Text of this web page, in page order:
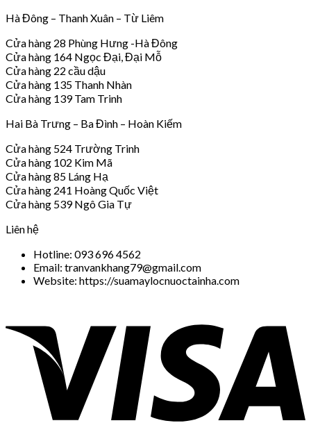
Hà Đông – Thanh Xuân – Từ Liêm
Cửa hàng 28 Phùng Hưng -Hà Đông
Cửa hàng 164 Ngọc Đại, Đại Mỗ
Cửa hàng 22 cầu dậu
Cửa hàng 135 Thanh Nhàn
Cửa hàng 139 Tam Trinh
Hai Bà Trưng – Ba Đình – Hoàn Kiếm
Cửa hàng 524 Trường Trinh
Cửa hàng 102 Kim Mã
Cửa hàng 85 Láng Hạ
Cửa hàng 241 Hoàng Quốc Việt
Cửa hàng 539 Ngô Gia Tự
Liên hệ
Hotline: 093 696 4562
Email: tranvankhang79@gmail.com
Website: https://suamaylocnuoctainha.com